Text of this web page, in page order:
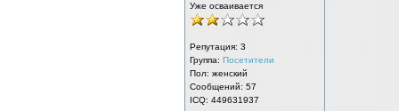
Уже осваивается
Репутация: 3
Группа: Посетители
Пол: женский
Сообщений: 57
ICQ: 449631937